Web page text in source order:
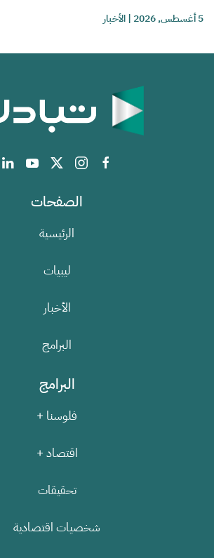
5 أغسطس, 2026 |الأخبار
الصفحات
الرئيسية
ليبيات
الأخبار
البرامج
البرامج
فلوسنا +
اقتصاد +
تحقيقات
شخصيات اقتصادية